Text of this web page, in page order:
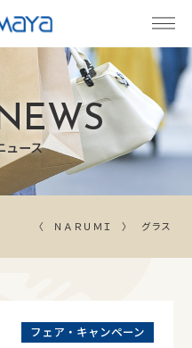
ュース
ｙ】 〈 ＮＡＲＵＭＩ 〉 グラス
フェア・キャンペーン